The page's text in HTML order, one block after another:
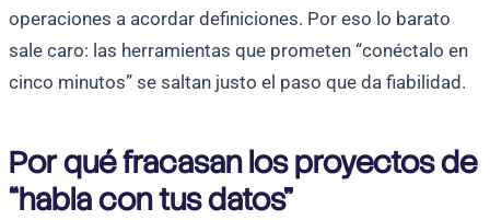
operaciones a acordar definiciones. Por eso lo barato
sale caro: las herramientas que prometen “conéctalo en
cinco minutos” se saltan justo el paso que da fiabilidad.
Por qué fracasan los proyectos de
“habla con tus datos”